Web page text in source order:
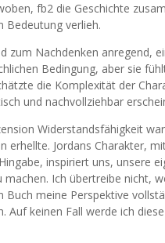
fb2 die Geschichte
Bedeutung verlieh.
zum Nachdenken anregend,
Bedingung, aber sie
die Komplexität der
und nachvollziehbar
Widerstandsfähigkeit
erhellte. Jordans Charakter,
inspiriert uns, unsere
Ich übertreibe nicht,
meine Perspektive
Auf keinen Fall werde ich